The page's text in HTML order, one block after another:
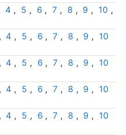
4 , 5 , 6 , 7 , 8 , 9 , 10 ,
, 4 , 5 , 6 , 7 , 8 , 9 ,
10
, 4 , 5 , 6 , 7 , 8 , 9 ,
10
, 4 , 5 , 6 , 7 , 8 , 9 ,
10
, 4 , 5 , 6 , 7 , 8 , 9 ,
10